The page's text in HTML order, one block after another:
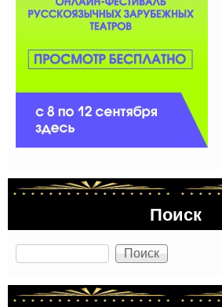
Поиск
Поиск